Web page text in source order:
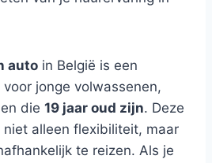
auto in België is een
jonge volwassenen,
die 19 jaar oud zijn. Deze
alleen flexibiliteit, maar
te reizen. Als je